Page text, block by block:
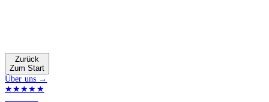
Zurück
Zum Start
Über uns →
★★★★★